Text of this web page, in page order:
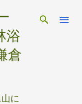
に移動
浴
倉
に